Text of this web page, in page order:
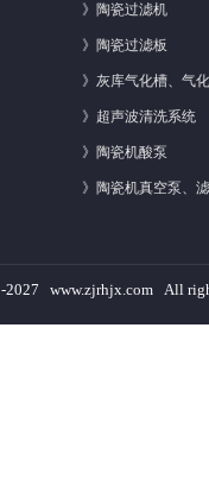
》 陶瓷过滤机
》 陶瓷过滤板
》 灰库气化槽、气
》 超声波清洗系统
》 陶瓷机酸泵
》 陶瓷机真空泵、
2027 www.zjrhjx.com All